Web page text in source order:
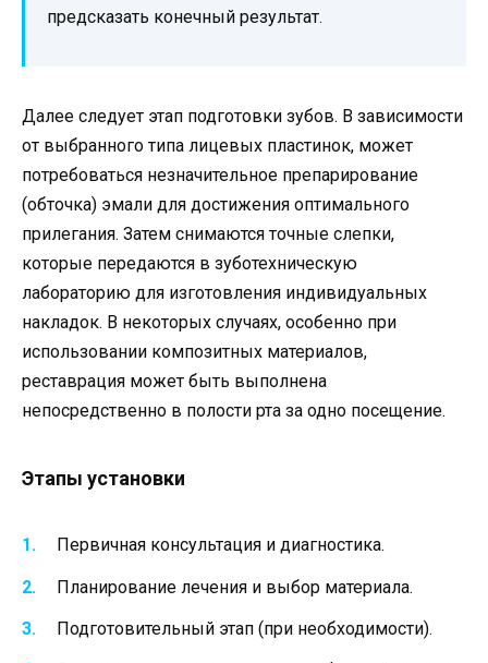
предсказать конечный результат.
Далее следует этап подготовки зубов. В зависимости
от выбранного типа лицевых пластинок, может
потребоваться незначительное препарирование
(обточка) эмали для достижения оптимального
прилегания. Затем снимаются точные слепки,
которые передаются в зуботехническую
лабораторию для изготовления индивидуальных
накладок. В некоторых случаях, особенно при
использовании композитных материалов,
реставрация может быть выполнена
непосредственно в полости рта за одно посещение.
Этапы установки
Первичная консультация и диагностика.
Планирование лечения и выбор материала.
Подготовительный этап (при необходимости).